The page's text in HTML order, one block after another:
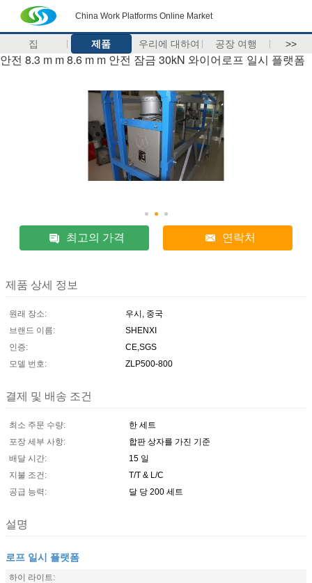
China Work Platforms Online Market
집 제품 우리에 대하여 공장 여행 >>
안전 8.3 m m 8.6 m m 안전 잠금 30kN 와이어로프 일시 플랫폼
최고의 가격 연락처
제품 상세 정보
원래 장소:
우시, 중국
브랜드 이름:
SHENXI
인증:
CE,SGS
모델 번호:
ZLP500-800
결제 및 배송 조건
최소 주문 수량:
한 세트
포장 세부 사항:
합판 상자를 가진 기준
배달 시간:
15 일
지불 조건:
T/T & L/C
공급 능력:
달 당 200 세트
설명
로프 일시 플랫폼
하이 라이트: